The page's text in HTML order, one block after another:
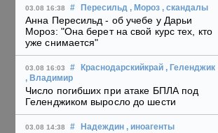
03.08 16:38 # Пересильд , Мороз , скандалы
Анна Пересильд - об учебе у Дарьи
Мороз: "Она берет на свой курс тех, кто
уже снимается"
03.08 16:03 # Краснодарскийкрай , Геленджик
, Владимир
Число погибших при атаке БПЛА под
Геленджиком выросло до шести
03.08 14:38 # Надеждин , иноагенты